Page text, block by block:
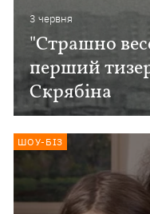
3 червня
"Страшно
перший
Скрябіна
ШОУ-БІЗ